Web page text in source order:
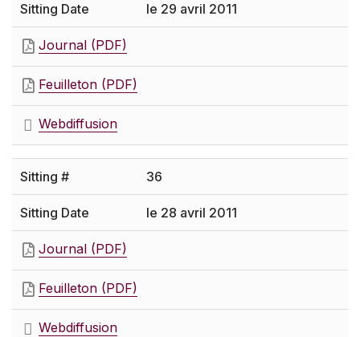
le 29 avril 2011
Journal (PDF)
Feuilleton (PDF)
Webdiffusion
36
le 28 avril 2011
Journal (PDF)
Feuilleton (PDF)
Webdiffusion